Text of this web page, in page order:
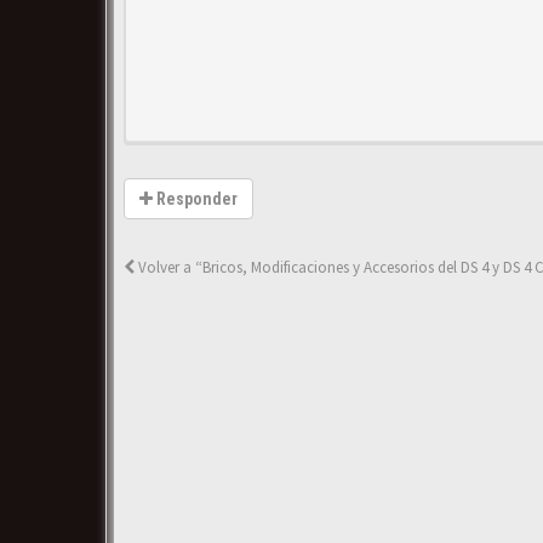
Responder
Volver a “Bricos, Modificaciones y Accesorios del DS 4 y DS 4